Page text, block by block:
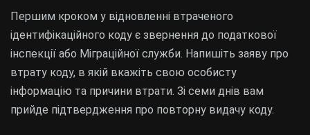
Першим кроком у відновленні втраченого
ідентифікаційного коду є звернення до податкової
інспекції або Міграційної служби. Напишіть заяву про
втрату коду, в якій вкажіть свою особисту
інформацію та причини втрати. Зі семи днів вам
прийде підтвердження про повторну видачу коду.